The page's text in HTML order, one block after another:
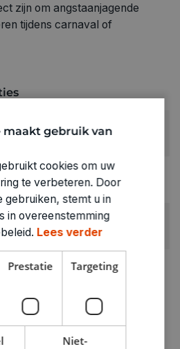
zijn om angstaanjagende
tijdens carnaval of
maakt gebruik van
cookies om uw
te verbeteren. Door
gebruiken, stemt u in
in overeenstemming
Lees verder
Prestatie Targeting
Niet-